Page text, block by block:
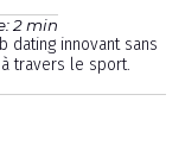
2 min
dating innovant sans
travers le sport.